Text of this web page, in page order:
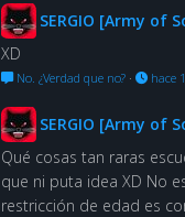
SERGIO [Army of
XD
No. ¿Verdad que no? · hace
SERGIO [Army of
Qué cosas tan raras
que ni puta idea XD No
restricción de edad es